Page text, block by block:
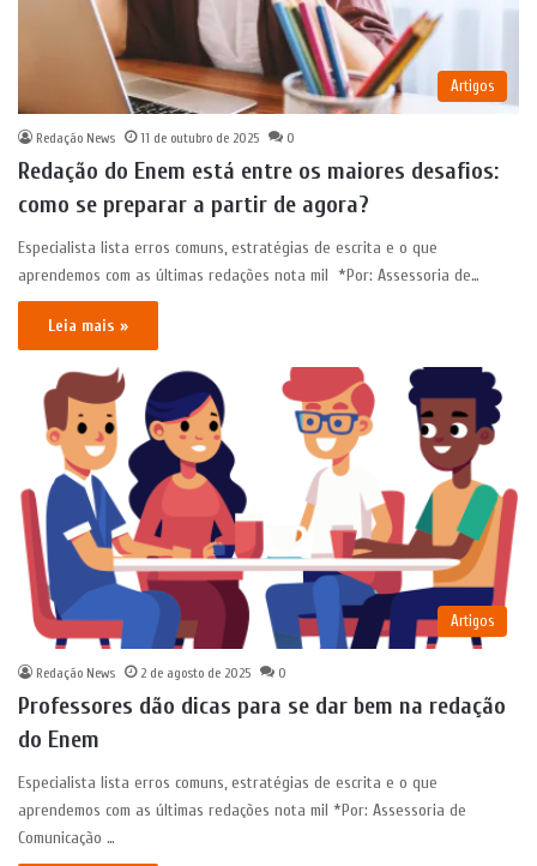
Artigos
Redação News 11 de outubro de 2025 0
Redação do Enem está entre os maiores desafios:
como se preparar a partir de agora?
Especialista lista erros comuns, estratégias de escrita e o que
aprendemos com as últimas redações nota mil *Por: Assessoria de…
Leia mais »
Artigos
Redação News 2 de agosto de 2025 0
Professores dão dicas para se dar bem na redação
do Enem
Especialista lista erros comuns, estratégias de escrita e o que
aprendemos com as últimas redações nota mil *Por: Assessoria de
Comunicação …